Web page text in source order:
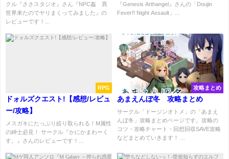
クル『ささスタジオ』さん『NPC姦 異
世界来たのでヤりまくってみました』の
レビューです！...
『Genesis Arthangel』さんの「Doujin
Fever!! Night Assault」...
RPG
ドォルズクエスト!【感想/レビュ
ー/攻略】
メスガキにたっぷり絞り取られる！M属性
の紳士必見！ サークル『かにかまわーく
す。』さんのレビューです！...
攻略まとめ
あまえんぼ冬 攻略まとめ
サークル「ドージンオトメ」の「あまえ
んぼ冬」攻略まとめページです。攻略の
コツ・攻略チャート・回想回収SAVE攻略
などまとめていきます！ ...